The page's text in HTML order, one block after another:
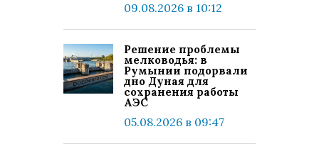
09.08.2026 в 10:12
Решение проблемы
мелководья: в
Румынии подорвали
дно Дуная для
сохранения работы
АЭС
05.08.2026 в 09:47